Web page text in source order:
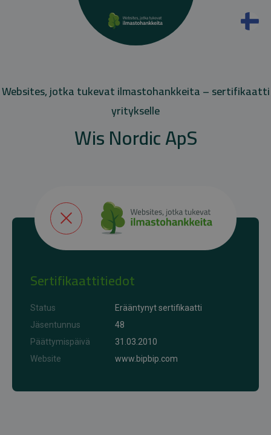
Websites, jotka tukevat ilmastohankkeita – sertifikaatti
yritykselle
Wis Nordic ApS
Sertifikaattitiedot
Status
Erääntynyt sertifikaatti
Jäsentunnus
48
Päättymispäivä
31.03.2010
Website
www.bipbip.com